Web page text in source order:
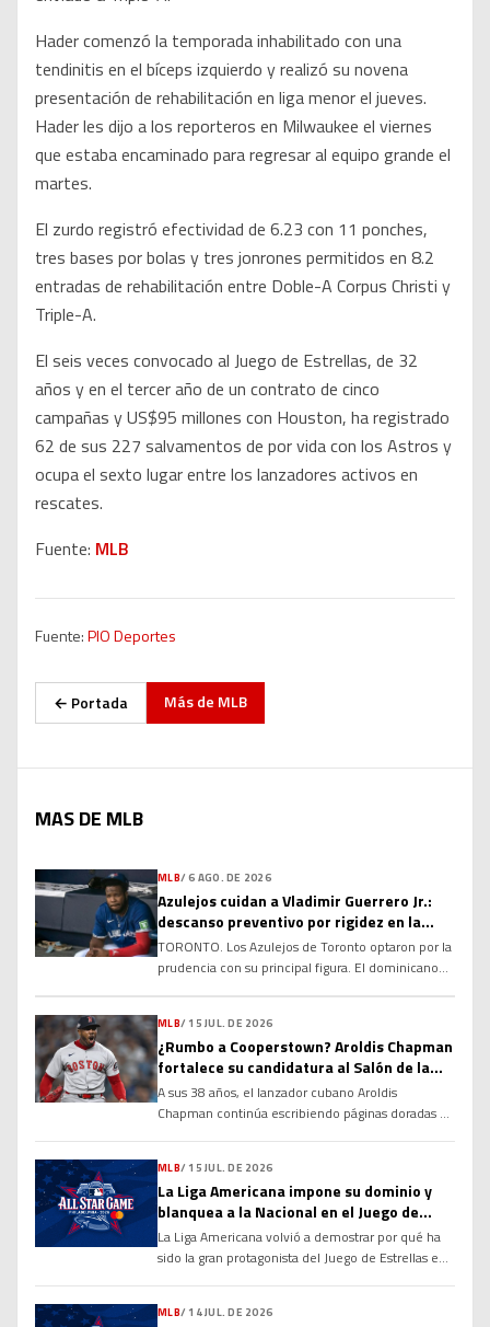
Hader comenzó la temporada inhabilitado con una
tendinitis en el bíceps izquierdo y realizó su novena
presentación de rehabilitación en liga menor el jueves.
Hader les dijo a los reporteros en Milwaukee el viernes
que estaba encaminado para regresar al equipo grande el
martes.
El zurdo registró efectividad de 6.23 con 11 ponches,
tres bases por bolas y tres jonrones permitidos en 8.2
entradas de rehabilitación entre Doble-A Corpus Christi y
Triple-A.
El seis veces convocado al Juego de Estrellas, de 32
años y en el tercer año de un contrato de cinco
campañas y US$95 millones con Houston, ha registrado
62 de sus 227 salvamentos de por vida con los Astros y
ocupa el sexto lugar entre los lanzadores activos en
rescates.
Fuente: MLB
Fuente:PIO Deportes
← Portada Más de MLB
MAS DE MLB
MLB/6 AGO. DE 2026
Azulejos cuidan a Vladimir Guerrero Jr.:
descanso preventivo por rigidez en la
corva
TORONTO. Los Azulejos de Toronto optaron por la
prudencia con su principal figura. El dominicano
una rigidez en el tendón de la corva, una decisión
tomada con el objetivo de evitar que la molestia
se agrave y garantizar su […]
MLB/ 15 JUL. DE 2026
¿Rumbo a Cooperstown? Aroldis Chapman
fortalece su candidatura al Salón de la
Fama
A sus 38 años, el lanzador cubano Aroldis
Chapman continúa escribiendo páginas doradas en
méritos suficientes para ingresar al Salón de la
Fama de Cooperstown? Sus números, su
longevidad y el dominio que ha ejercido durante
más de […]
MLB/ 15 JUL. DE 2026
La Liga Americana impone su dominio y
blanquea a la Nacional en el Juego de
Estrellas 2026
La Liga Americana volvió a demostrar por qué ha
sido la gran protagonista del Juego de Estrellas en
lanzadores prácticamente imbatible, el Joven
MLB/ 14 JUL. DE 2026